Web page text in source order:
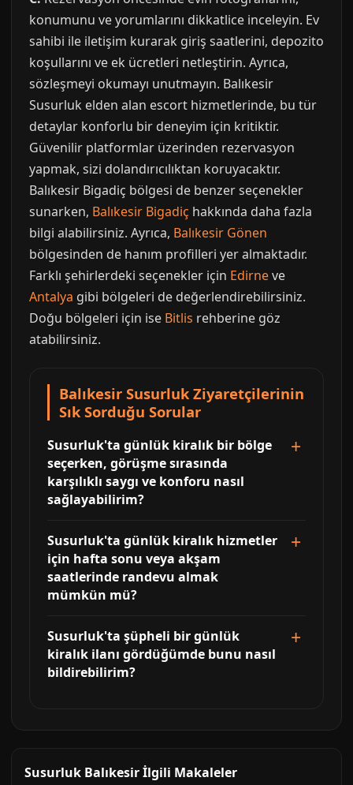
konumunu ve yorumlarını dikkatlice inceleyin. Ev
sahibi ile iletişim kurarak giriş saatlerini, depozito
koşullarını ve ek ücretleri netleştirin. Ayrıca,
sözleşmeyi okumayı unutmayın. Balıkesir
Susurluk elden alan escort hizmetlerinde, bu tür
detaylar konforlu bir deneyim için kritiktir.
Güvenilir platformlar üzerinden rezervasyon
yapmak, sizi dolandırıcılıktan koruyacaktır.
Balıkesir Bigadiç bölgesi de benzer seçenekler
sunarken, Balıkesir Bigadiç hakkında daha fazla
bilgi alabilirsiniz. Ayrıca, Balıkesir Gönen
bölgesinden de hanım profilleri yer almaktadır.
Farklı şehirlerdeki seçenekler için Edirneve
Antalya gibi bölgeleri de değerlendirebilirsiniz.
Doğu bölgeleri için ise Bitlis rehberine göz
atabilirsiniz.
Balıkesir Susurluk Ziyaretçilerinin
Sık Sorduğu Sorular
Susurluk'ta günlük kiralık bir bölge
seçerken, görüşme sırasında
karşılıklı saygı ve konforu nasıl
sağlayabilirim?
Susurluk'ta günlük kiralık hizmetler
için hafta sonu veya akşam
saatlerinde randevu almak
mümkün mü?
Susurluk'ta şüpheli bir günlük
kiralık ilanı gördüğümde bunu nasıl
bildirebilirim?
Susurluk Balıkesir İlgili Makaleler